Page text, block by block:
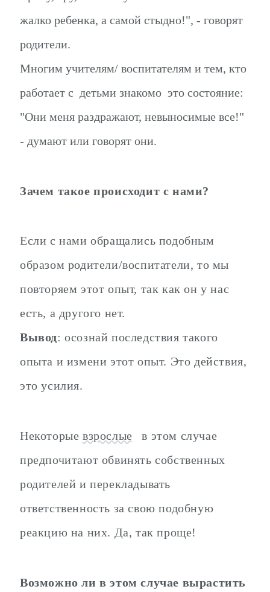
жалко ребенка, а самой стыдно!", - говорят
родители.
Многим учителям/ воспитателям и тем, кто
работает с детьми знакомо это состояние:
"Они меня раздражают, невыносимые все!"
- думают или говорят они.
Зачем такое происходит с нами?
Если с нами обращались подобным
образом родители/воспитатели, то мы
повторяем этот опыт, так как он у нас
есть, а другого нет.
Вывод: осознай последствия такого
опыта и измени этот опыт. Это действия,
это усилия.
Некоторые взрослые
в этом случае
предпочитают обвинять собственных
родителей и перекладывать
ответственность за свою подобную
реакцию на них. Да, так проще!
Возможно ли в этом случае вырастить